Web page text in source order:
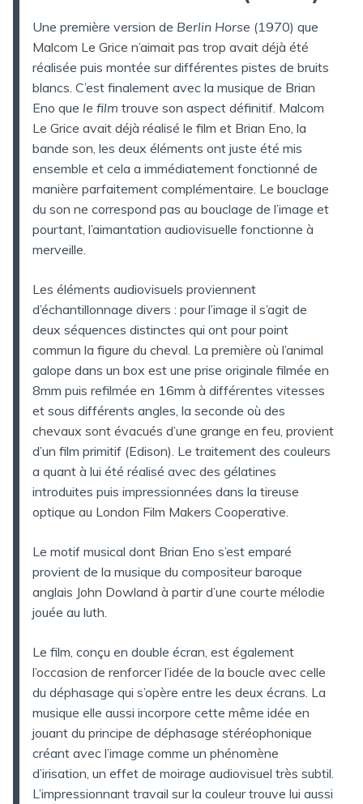
Une première version de Berlin Horse (1970) que
Malcom Le Grice n’aimait pas trop avait déjà été
réalisée puis montée sur différentes pistes de bruits
blancs. C’est finalement avec la musique de Brian
Eno que le film trouve son aspect définitif. Malcom
Le Grice avait déjà réalisé le film et Brian Eno, la
bande son, les deux éléments ont juste été mis
ensemble et cela a immédiatement fonctionné de
manière parfaitement complémentaire. Le bouclage
du son ne correspond pas au bouclage de l’image et
pourtant, l’aimantation audiovisuelle fonctionne à
merveille.
Les éléments audiovisuels proviennent
d’échantillonnage divers : pour l’image il s’agit de
deux séquences distinctes qui ont pour point
commun la figure du cheval. La première où l’animal
galope dans un box est une prise originale filmée en
8mm puis refilmée en 16mm à différentes vitesses
et sous différents angles, la seconde où des
chevaux sont évacués d’une grange en feu, provient
d’un film primitif (Edison). Le traitement des couleurs
a quant à lui été réalisé avec des gélatines
introduites puis impressionnées dans la tireuse
optique au London Film Makers Cooperative.
Le motif musical dont Brian Eno s’est emparé
provient de la musique du compositeur baroque
anglais John Dowland à partir d’une courte mélodie
jouée au luth.
Le film, conçu en double écran, est également
l’occasion de renforcer l’idée de la boucle avec celle
du déphasage qui s’opère entre les deux écrans. La
musique elle aussi incorpore cette même idée en
jouant du principe de déphasage stéréophonique
créant avec l’image comme un phénomène
d’irisation, un effet de moirage audiovisuel très subtil.
L’impressionnant travail sur la couleur trouve lui aussi